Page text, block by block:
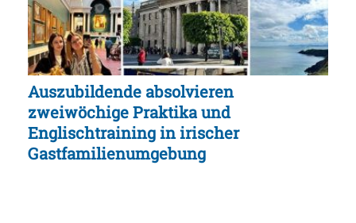
Auszubildende absolvieren
zweiwöchige Praktika und
Englischtraining in irischer
Gastfamilienumgebung